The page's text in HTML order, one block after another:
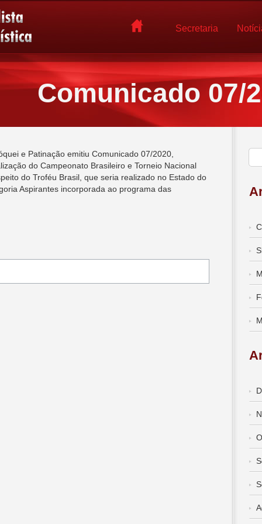
Secretaria
Comunicado 07/
e Patinação emitiu Comunicado 07/2020,
do Campeonato Brasileiro e Torneio Nacional
do Troféu Brasil, que seria realizado no Estado do
Aspirantes incorporada ao programa das